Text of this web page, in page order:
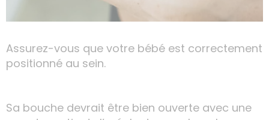
Assurez-vous que votre bébé est correctement
positionné au sein.
Sa bouche devrait être bien ouverte avec une